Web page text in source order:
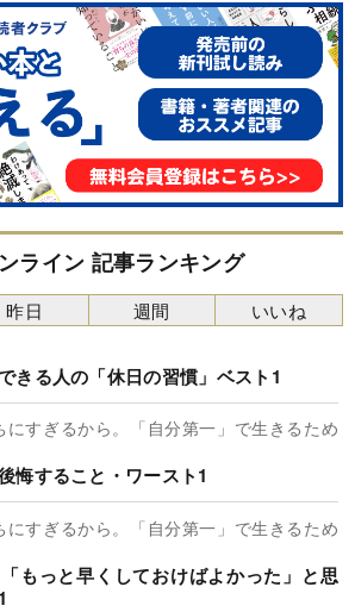
ライン 記事ランキング
きる人の「休日の習慣」ベスト1
にすぎるから。「自分第一」で生きるため
悔すること・ワースト1
にすぎるから。「自分第一」で生きるため
もっと早くしておけばよかった」と思
昨日 週間 いいね